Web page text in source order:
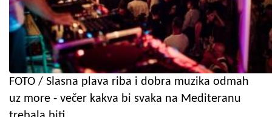
FOTO / Slasna plava riba i dobra muzika odmah
uz more - večer kakva bi svaka na Mediteranu